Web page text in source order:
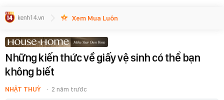
Xem Mua Luôn
Những kiến thức về giấy vệ sinh có thể bạn
không biết
NHẬT THUỲ 2 năm trước